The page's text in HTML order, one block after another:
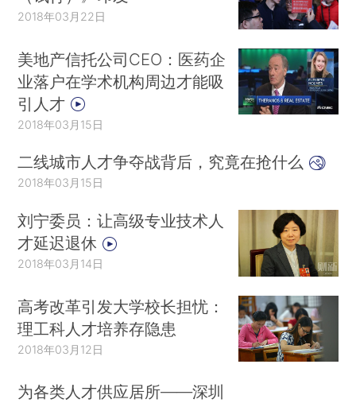
2018年03月22日
美地产信托公司CEO：医药企
业落户在学术机构周边才能吸
引人才
2018年03月15日
二线城市人才争夺战背后，究竟在抢什么
2018年03月15日
刘宁委员：让高级专业技术人
才延迟退休
2018年03月14日
高考改革引发大学校长担忧：
理工科人才培养存隐患
2018年03月12日
为各类人才供应居所——深圳